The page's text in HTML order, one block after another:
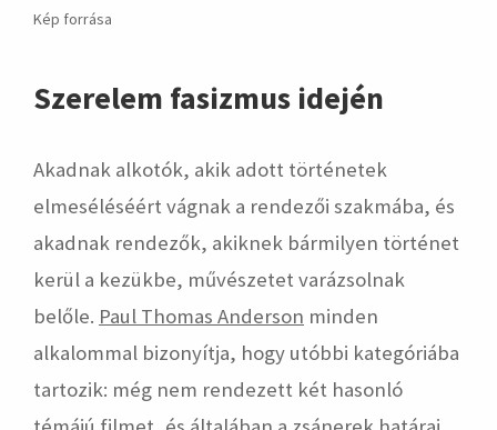
Kép forrása
Szerelem fasizmus idején
Akadnak alkotók, akik adott történetek
elmeséléséért vágnak a rendezői szakmába, és
akadnak rendezők, akiknek bármilyen történet
kerül a kezükbe, művészetet varázsolnak
belőle. Paul Thomas Anderson minden
alkalommal bizonyítja, hogy utóbbi kategóriába
tartozik: még nem rendezett két hasonló